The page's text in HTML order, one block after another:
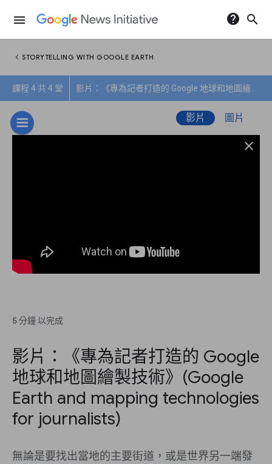
menu help search
chevron_left STORYTELLING WITH GOOGLE EARTH
課程 4 共 4 堂
影片 圖片
close
5 分鐘 以完成
影片：《專為記者打造的 Google
地球和地圖繪製技術》(Google
Earth and mapping technologies
for journalists)
無論是要找出當地的主要街道，或是世界另一端發